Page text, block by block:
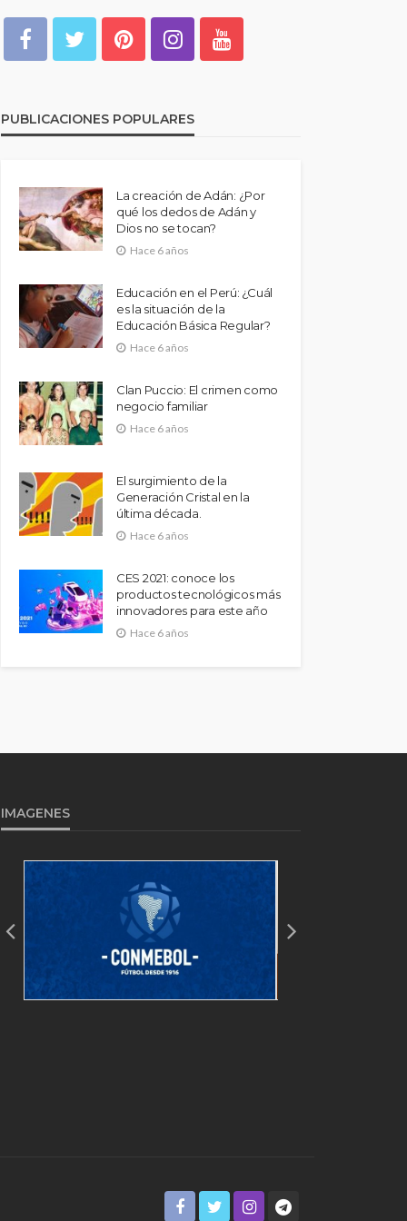
PUBLICACIONES POPULARES
La creación de Adán: ¿Por
qué los dedos de Adán y
Dios no se tocan?
Hace 6 años
Educación en el Perú: ¿Cuál
es la situación de la
Educación Básica Regular?
Hace 6 años
Clan Puccio: El crimen como
negocio familiar
Hace 6 años
El surgimiento de la
Generación Cristal en la
última década.
Hace 6 años
CES 2021: conoce los
productos tecnológicos más
innovadores para este año
Hace 6 años
IMAGENES